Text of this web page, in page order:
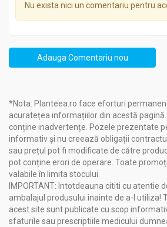
Nu exista nici un comentariu pentru
Adauga Comentariu nou
*Nota: Planteea.ro face eforturi
acuratețea informațiilor din acestă
conține inadvertențe. Pozele prezentate
informativ și nu creează obligații
sau prețul pot fi modificate de către
pot conține erori de operare. Toate
valabile în limita stocului.
IMPORTANT: Intotdeauna cititi cu atentie
ambalajul produsului inainte de a-l utiliza!
acest site sunt publicate cu scop
sfaturile sau prescriptiile medicului